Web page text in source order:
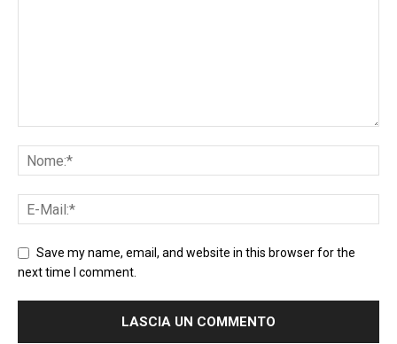
Save my name, email, and website in this browser for the
next time I comment.